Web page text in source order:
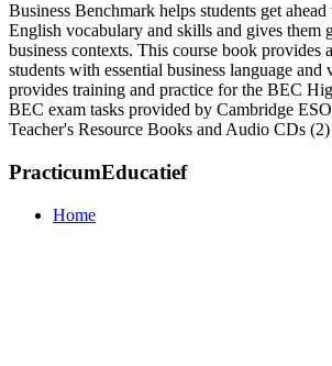
Business Benchmark helps students get
English vocabulary and skills and gives them
business contexts. This course book provides
students with essential business language and
provides training and practice for the BEC
BEC exam tasks provided by Cambridge
Teacher's Resource Books and Audio CDs
PracticumEducatief
Home